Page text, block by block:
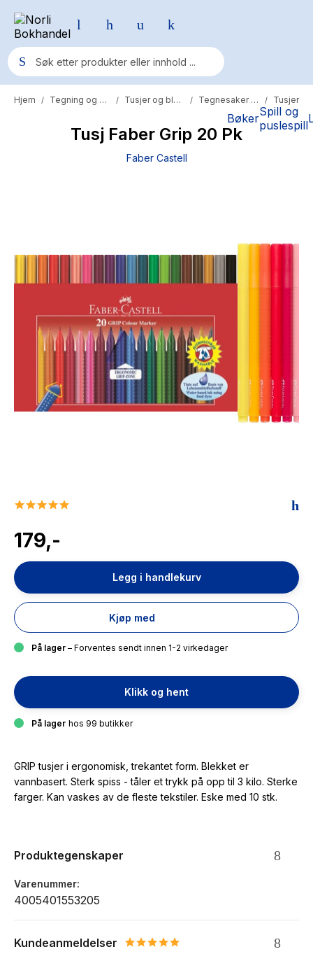
BøkerSpill og
puslespill
Populære søk
Pokemon
The Housemaid
Hjem / Tegning og maling / Tusjer og blyanter / Tegnesaker for barn / Tusjer
Tusj Faber Grip 20 Pk
Faber Castell
5.0
rating
179,-
Legg i handlekurv
Kjøp med
På lager – Forventes sendt innen 1-2 virkedager
Klikk og hent
På lager hos 99 butikker
GRIP tusjer i ergonomisk, trekantet form. Blekket er
vannbasert. Sterk spiss - tåler et trykk på opp til 3 kilo. Sterke
farger. Kan vaskes av de fleste tekstiler. Eske med 10 stk.
Produktegenskaper
Varenummer
4005401553205
Kundeanmeldelser 5.0 star rating